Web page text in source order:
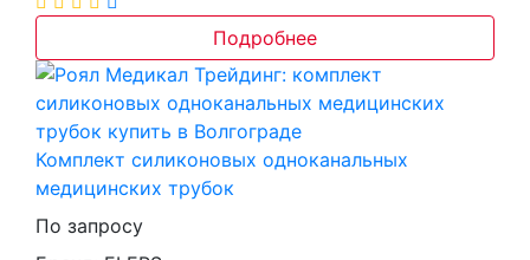
Подробнее
Комплект силиконовых одноканальных
медицинских трубок
По запросу